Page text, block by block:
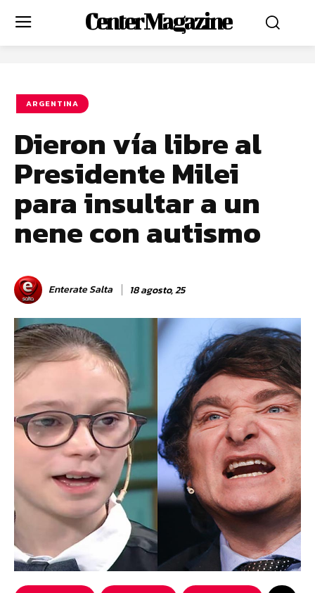
Center Magazine
ARGENTINA
Dieron vía libre al
Presidente Milei
para insultar a un
nene con autismo
Enterate Salta 18 agosto, 25